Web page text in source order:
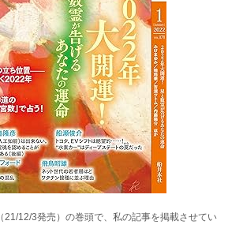
12/3発売）の巻頭で、私の記事を掲載させてい